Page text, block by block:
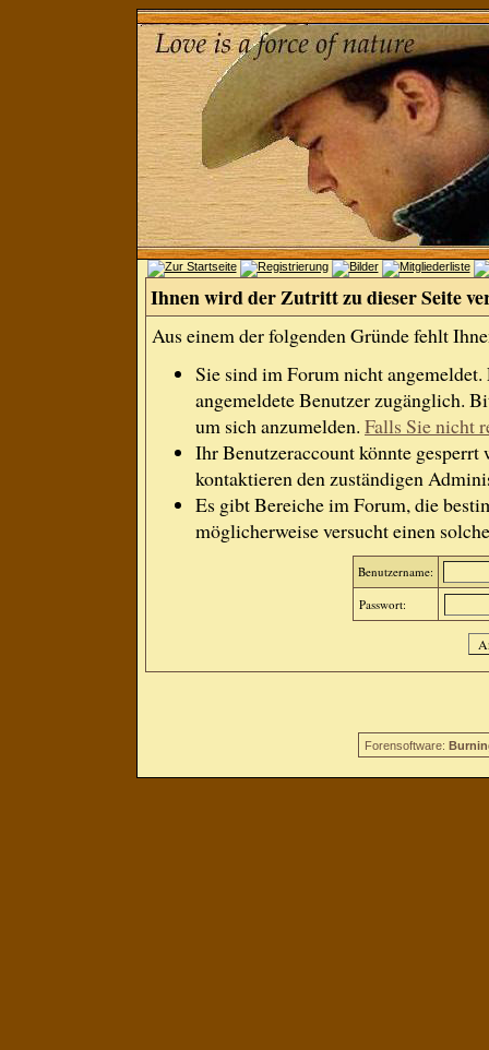
Ihnen wird der Zutritt zu dieser Seite
Aus einem der folgenden Gründe fehlt
Sie sind im Forum nicht
angemeldete Benutzer zugänglich.
um sich anzumelden. Falls Sie nicht
Ihr Benutzeraccount könnte gesperrt
kontaktieren den zuständigen
Es gibt Bereiche im Forum, die
möglicherweise versucht einen
Benutzername:
Passwort:
Forensoftware: